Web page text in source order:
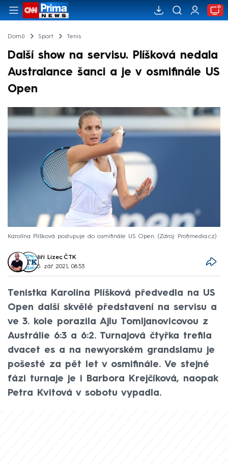
Domů Sport Tenis
Další show na servisu. Plíšková nedala
Australance šanci a je v osmifinále US
Open
Karolína Plíšková postupuje do osmifinále US Open. Zdroj: Profimedia.cz
Jiří Lizec, ČTK
5. zář 2021, 08:53
Tenistka Karolína Plíšková předvedla na US
Open další skvělé představení na servisu a
ve 3. kole porazila Ajlu Tomljanovicovou z
Austrálie 6:3 a 6:2. Turnajová čtyřka trefila
dvacet es a na newyorském grandslamu je
pošesté za pět let v osmifinále. Ve stejné
fázi turnaje je i Barbora Krejčíková, naopak
Petra Kvitová v sobotu vypadla.